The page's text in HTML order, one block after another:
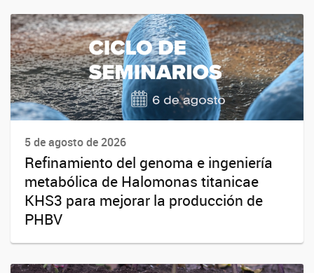
5 de agosto de 2026
Refinamiento del genoma e ingeniería
metabólica de Halomonas titanicae
KHS3 para mejorar la producción de
PHBV